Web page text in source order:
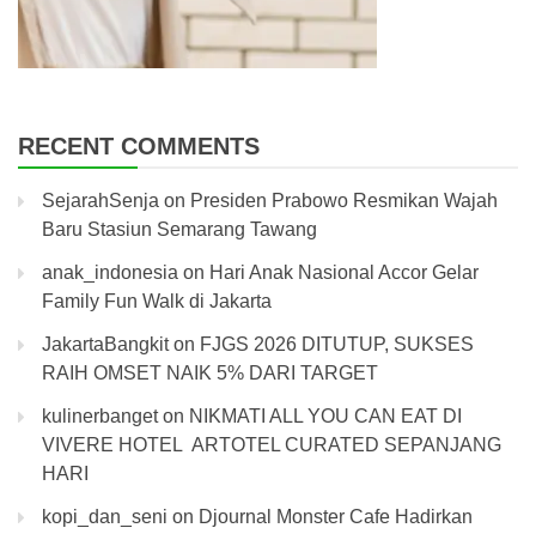
RECENT COMMENTS
SejarahSenja on Presiden Prabowo Resmikan Wajah
Baru Stasiun Semarang Tawang
anak_indonesia on Hari Anak Nasional Accor Gelar
Family Fun Walk di Jakarta
JakartaBangkiton FJGS 2026 DITUTUP, SUKSES
RAIH OMSET NAIK 5% DARI TARGET
kulinerbangeton NIKMATI ALL YOU CAN EAT DI
VIVERE HOTEL ARTOTEL CURATED SEPANJANG
HARI
kopi_dan_seni on Djournal Monster Cafe Hadirkan